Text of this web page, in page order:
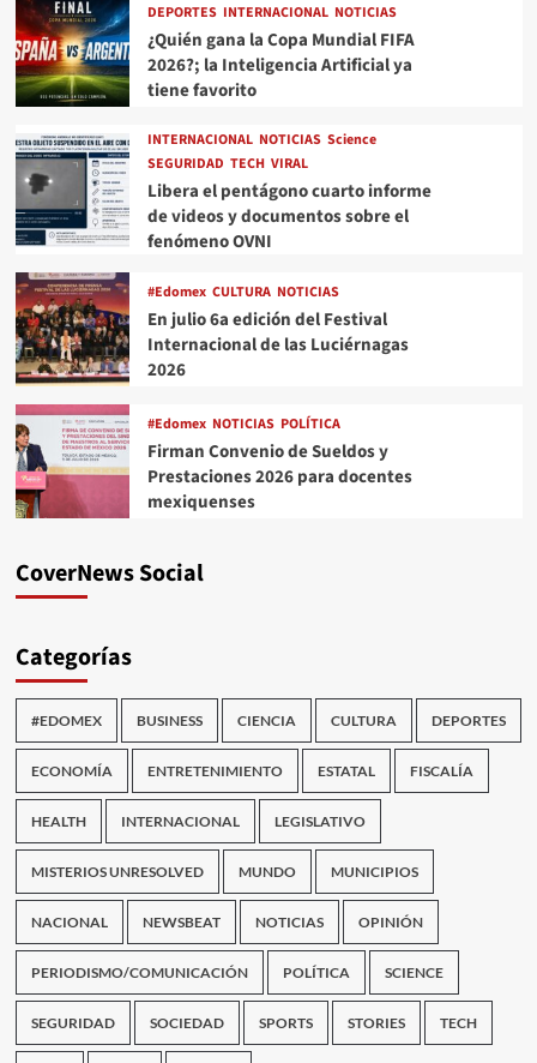
DEPORTES INTERNACIONAL NOTICIAS
¿Quién gana la Copa Mundial FIFA
2026?; la Inteligencia Artificial ya
tiene favorito
INTERNACIONAL NOTICIAS Science
SEGURIDAD TECH VIRAL
Libera el pentágono cuarto informe
de videos y documentos sobre el
fenómeno OVNI
#Edomex CULTURA NOTICIAS
En julio 6a edición del Festival
Internacional de las Luciérnagas
2026
#Edomex NOTICIAS POLÍTICA
Firman Convenio de Sueldos y
Prestaciones 2026 para docentes
mexiquenses
CoverNews Social
Categorías
#EDOMEX BUSINESS CIENCIA CULTURA DEPORTES
ECONOMÍA ENTRETENIMIENTO ESTATAL FISCALÍA
HEALTH INTERNACIONAL LEGISLATIVO
MISTERIOS UNRESOLVED MUNDO MUNICIPIOS
NACIONAL NEWSBEAT NOTICIAS OPINIÓN
PERIODISMO/COMUNICACIÓN POLÍTICA SCIENCE
SEGURIDAD SOCIEDAD SPORTS STORIES TECH